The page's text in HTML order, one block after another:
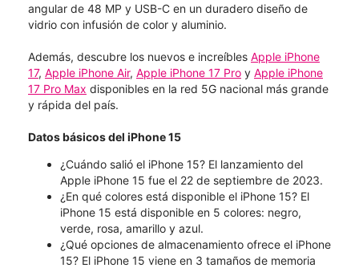
angular de 48 MP y USB-C en un duradero diseño de
vidrio con infusión de color y aluminio.
Además, descubre los nuevos e increíbles Apple iPhone
17, Apple iPhone Air, Apple iPhone 17 Pro y Apple iPhone
17 Pro Max disponibles en la red 5G nacional más grande
y rápida del país.
Datos básicos del iPhone 15
¿Cuándo salió el iPhone 15? El lanzamiento del
Apple iPhone 15 fue el 22 de septiembre de 2023.
¿En qué colores está disponible el iPhone 15? El
iPhone 15 está disponible en 5 colores: negro,
verde, rosa, amarillo y azul.
¿Qué opciones de almacenamiento ofrece el iPhone
15? El iPhone 15 viene en 3 tamaños de memoria